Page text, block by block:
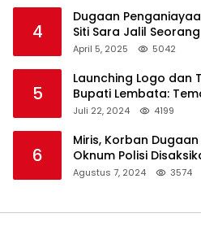
4
Dugaan
Siti Sara Jalil
Melapor ke Polisi
April 5, 2025 5042
5
Launching Logo dan
Bupati Lembata:
Refleksi Semalam
Juli 22, 2024 4199
6
Miris, Korban
Oknum Polisi
Agustus 7, 2024 3574